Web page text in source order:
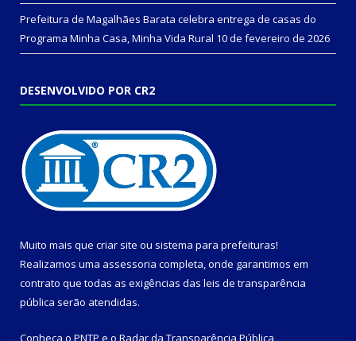
Prefeitura de Magalhães Barata celebra entrega de casas do
Programa Minha Casa, Minha Vida Rural 10 de fevereiro de 2026
DESENVOLVIDO POR CR2
Muito mais que criar site ou sistema para prefeituras!
Realizamos uma assessoria completa, onde garantimos em
contrato que todas as exigências das leis de transparência
pública serão atendidas.
Conheça o PNTP e o Radar da Transparência Pública